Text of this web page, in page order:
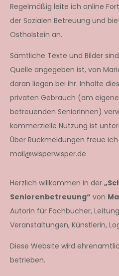
Regelmäßig leite ich online
der Sozialen Betreuung und
Ostholstein an.
Sämtliche Texte und Bilder
Quelle angegeben ist, von
daran liegen bei ihr. Inhalte
privaten Gebrauch (am
betreuenden SeniorInnen)
kommerzielle Nutzung ist
Über Rückmeldungen freue
mail@wisperwisper.de
Herzlich willkommen in der
Seniorenbetreuung“ von
Autorin für Fachbücher,
Veranstaltungen, Künstlerin,
Diese Website wird
betrieben.